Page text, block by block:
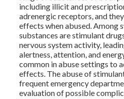
including illicit and
adrenergic receptors, and
effects when abused. Among
substances are stimulant
nervous system activity,
alertness, attention, and
common in abuse settings to
effects. The abuse of
frequent emergency
evaluation of possible